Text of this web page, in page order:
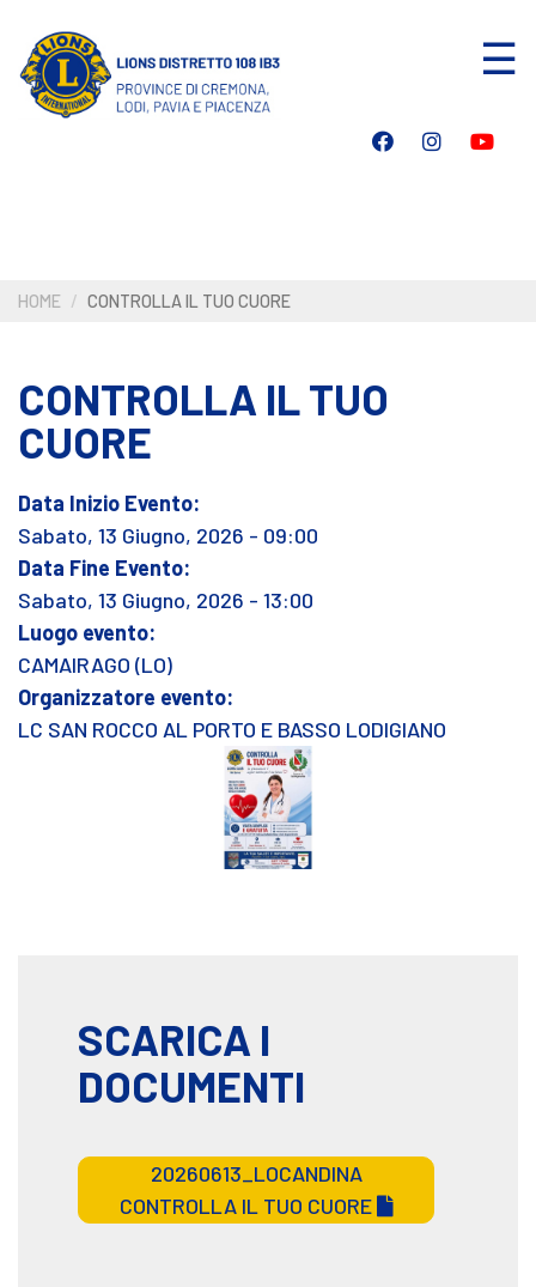
contenuto
principale
☰
HOME CONTROLLA IL TUO CUORE
CONTROLLA IL TUO
CUORE
Data Inizio Evento:
Sabato, 13 Giugno, 2026 - 09:00
Data Fine Evento:
Sabato, 13 Giugno, 2026 - 13:00
Luogo evento:
CAMAIRAGO (LO)
Organizzatore evento:
LC SAN ROCCO AL PORTO E BASSO LODIGIANO
SCARICA I
DOCUMENTI
20260613_LOCANDINA
CONTROLLA IL TUO CUORE